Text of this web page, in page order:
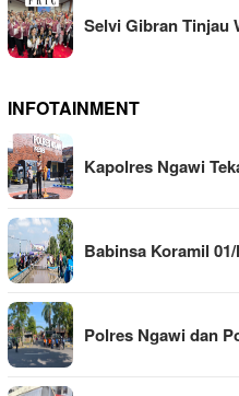
Selvi Gibran
INFOTAINMENT
Kapolres Ngawi
Babinsa Koramil
Polres Ngawi dan